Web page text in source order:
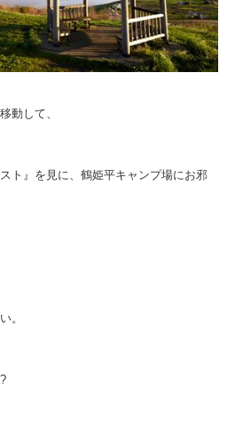
動して、
ト』を見に、鶴姫平キャンプ場にお邪
。
?